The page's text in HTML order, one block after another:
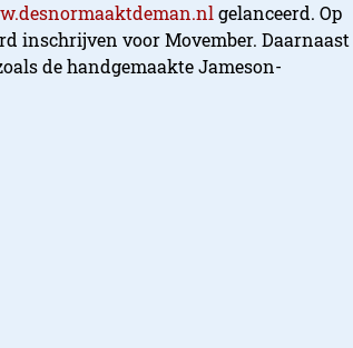
gelanceerd. Op
inschrijven voor Movember. Daarnaast
de handgemaakte Jameson-